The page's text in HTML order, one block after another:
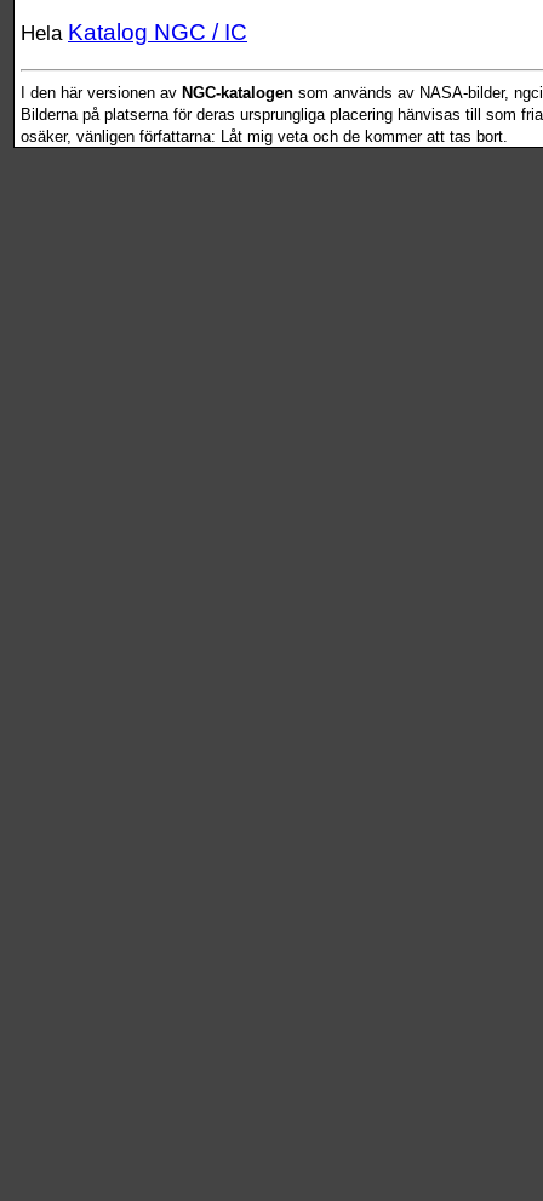
Hela Katalog NGC / IC
I den här versionen av NGC-katalogen som används av NASA-bilder,
Bilderna på platserna för deras ursprungliga placering hänvisas till som
osäker, vänligen författarna: Låt mig veta och de kommer att tas bort.